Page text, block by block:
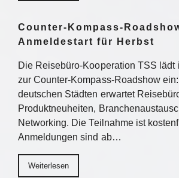
Counter-Kompass-
Anmeldestart für Herbst
Die Reisebüro-Kooperation TSS lädt
zur Counter-Kompass-Roadshow
deutschen Städten erwartet
Produktneuheiten,
Networking. Die Teilnahme ist
Anmeldungen sind ab…
Weiterlesen